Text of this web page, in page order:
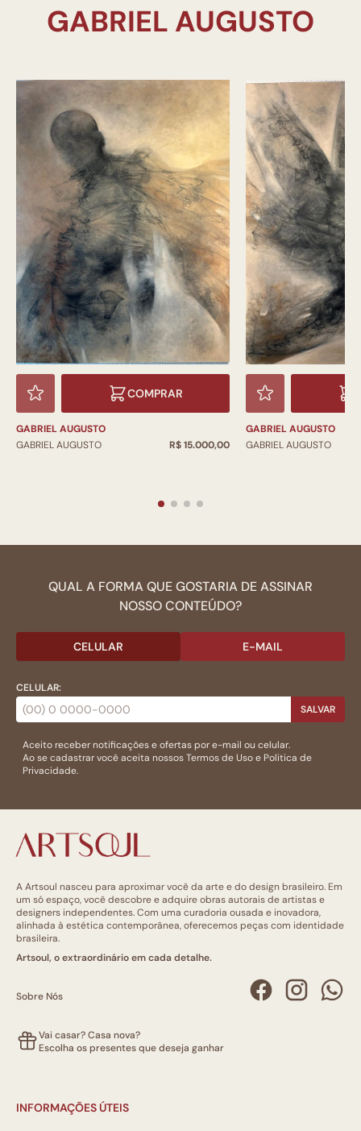
COMPRAR
GABRIEL AUGUSTO
GABRIEL AUGUSTO
R$ 15.000,00
GABRIEL AUGUSTO
GABRIEL AUGUSTO
QUAL A FORMA QUE GOSTARIA DE ASSINAR
NOSSO CONTEÚDO?
CELULAR E-MAIL
CELULAR:
SALVAR
Aceito receber notificações e ofertas por e-mail ou celular.
Ao se cadastrar você aceita nossosTermos de Usoe Politica de
Privacidade.
A Artsoul nasceu para aproximar você da arte e do design brasileiro. Em
um só espaço, você descobre e adquire obras autorais de artistas e
designers independentes. Com uma curadoria ousada e inovadora,
alinhada à estética contemporânea, oferecemos peças com identidade
brasileira.
Artsoul, o extraordinário em cada detalhe.
Sobre Nós
Vai casar? Casa nova?
Escolha os presentes que deseja ganhar
INFORMAÇÕES ÚTEIS